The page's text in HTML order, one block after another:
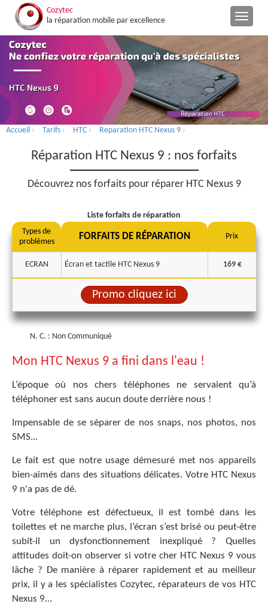
Cozytec
la réparation mobile par excellence
Accueil › Tarifs › HTC › Reparation HTC Nexus 9 ›
Réparation HTC Nexus 9 : nos forfaits
Découvrez nos forfaits pour réparer HTC Nexus 9
Liste forfaits de réparation
Types de
problèmes
FORFAITS DE RÉPARATION Prix
ECRAN Écran et tactile HTC Nexus 9 169 €
Promo cliquez ici
N. C. : Non Communiqué
Mon HTC Nexus 9 a fini dans l'eau !
L’époque où nos chers téléphones ne servaient qu’à
téléphoner est sans aucun doute derrière nous !
Impensable de se séparer de nos snaps, nos photos, nos
SMS...
Le fait est que notre usage démesuré met nos appareils
bien-aimés dans des situations délicates. Votre HTC Nexus
9 n'a pas de dé.
Votre téléphone est défectueux, il est tombé dans les
toilettes et ne marche plus, l’écran s’est brisé ou peut-être
subit-il un dysfonctionnement inexpliqué ? Quelles
attitudes doit-on observer si votre cher HTC Nexus 9 vous
lâche ? De manière à réparer rapidement et au meilleur
prix, il y a les spécialistes Cozytec, réparateurs de vos HTC
Nexus 9…